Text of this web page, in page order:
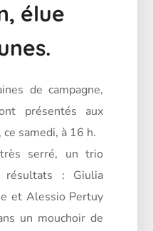
élue
de campagne,
présentés aux
samedi, à 16 h.
serré, un trio
: Giulia
et Alessio Pertuy
un mouchoir de